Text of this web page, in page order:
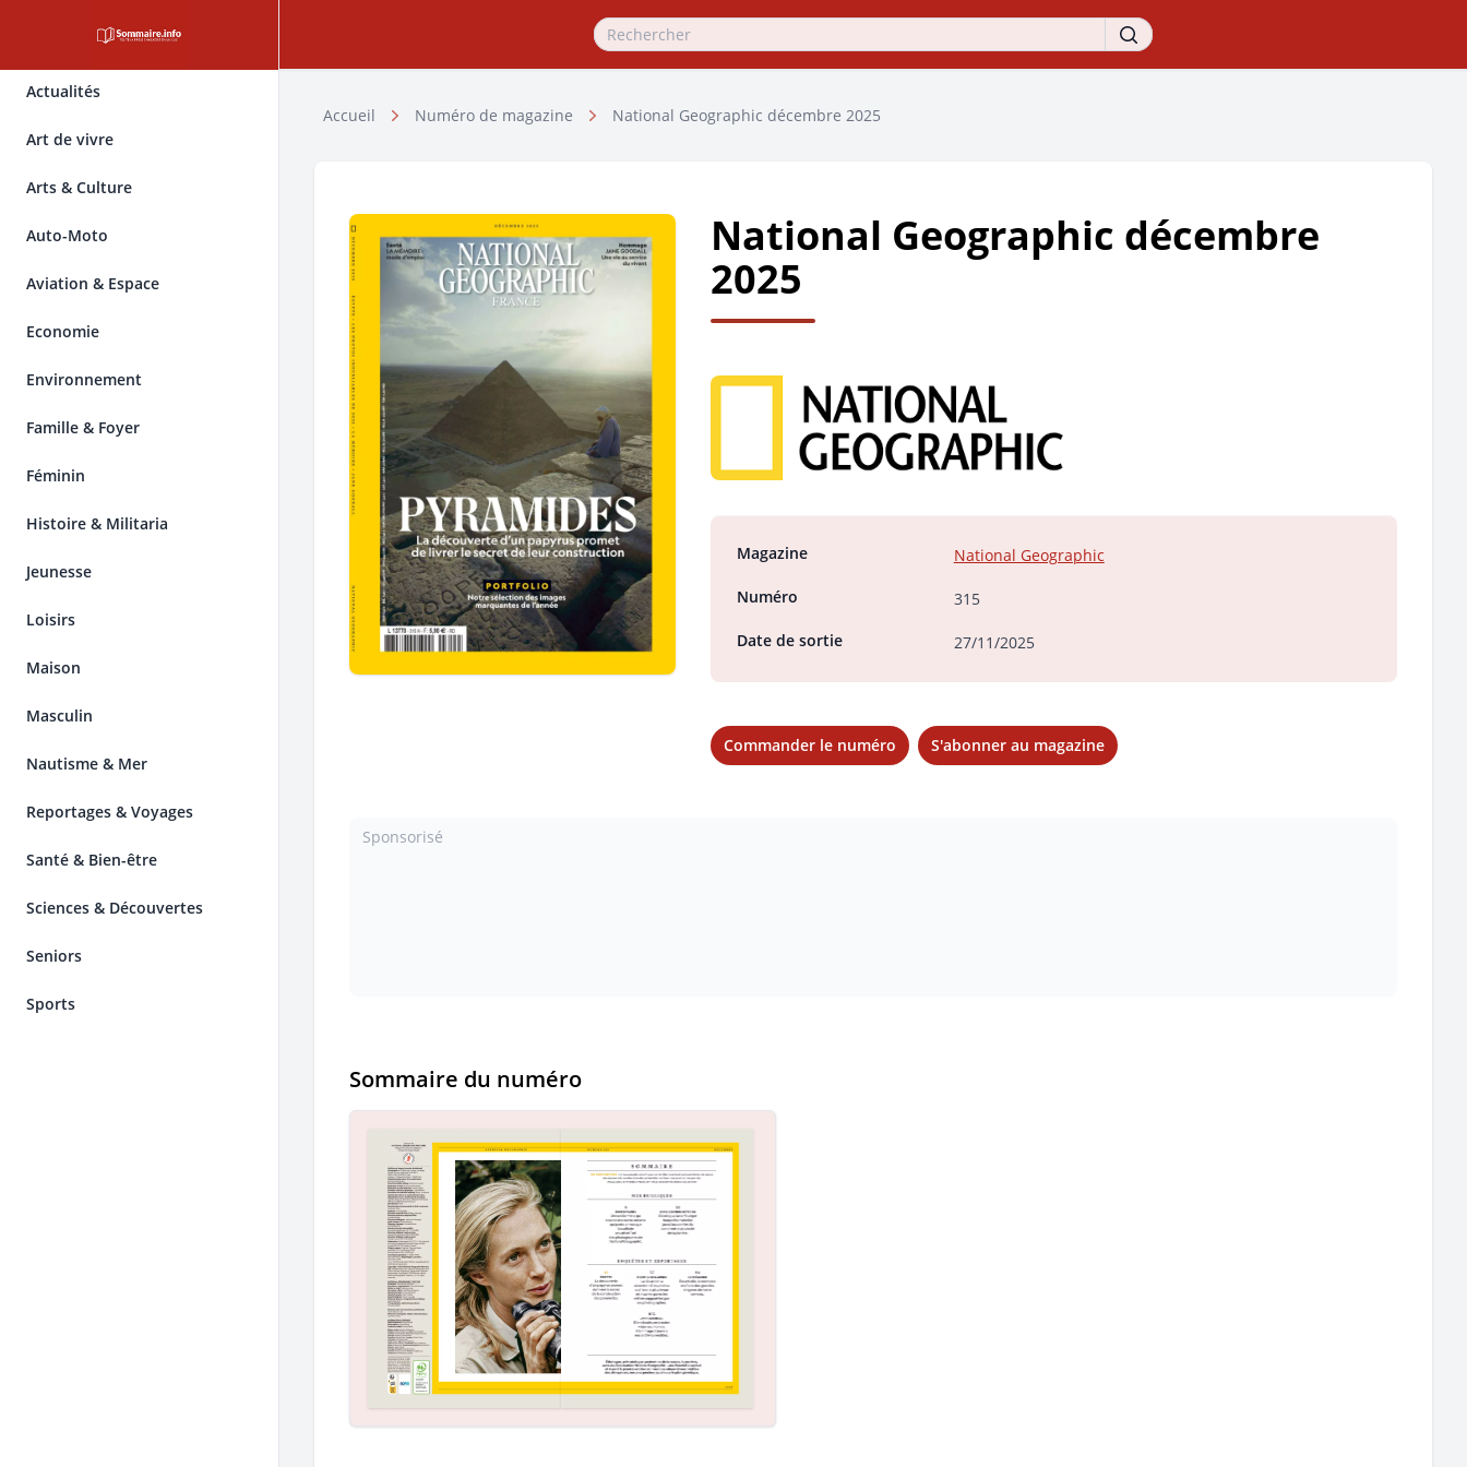
Actualités
Art de vivre
Arts & Culture
Auto-Moto
Aviation & Espace
Economie
Environnement
Famille & Foyer
Féminin
Histoire & Militaria
Jeunesse
Loisirs
Maison
Masculin
Nautisme & Mer
Reportages & Voyages
Santé & Bien-être
Sciences & Découvertes
Seniors
Sports
Accueil Numéro de magazine National Geographic décembre 2025
National Geographic décembre
2025
Magazine
National Geographic
Numéro
315
Date de sortie
27/11/2025
Commander le numéro S'abonner au magazine
Sponsorisé
Sommaire du numéro